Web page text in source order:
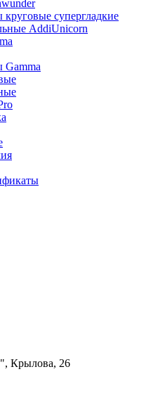
супергладкие
AddiUnicorn
Крылова, 26